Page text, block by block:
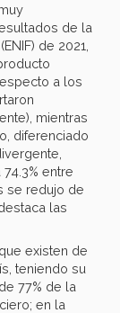
de la
de 2021,
a los
mientras
diferenciado
entre
se redujo de
las
existen de
teniendo su
77% de la
en la